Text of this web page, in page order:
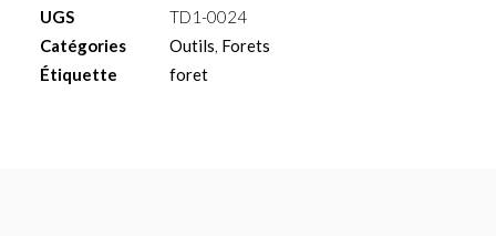
implant
UGS
TD1-0024
Catégories
Outils, Forets
Étiquette
foret